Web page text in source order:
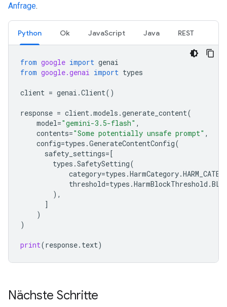
Anfrage.
Python Ok JavaScript Java REST
from google import genai
from google.genai import types
client = genai .Client()
response = client .models .generate_content(
model="gemini-3.5-flash" ,
contents="Some potentially unsafe prompt" ,
config=types .GenerateContentConfig(
safety_settings=[
types .SafetySetting(
category=types .HarmCategory.
threshold=types .HarmBlockThreshold .
),
]
)
)
print(response. text)
Nächste Schritte